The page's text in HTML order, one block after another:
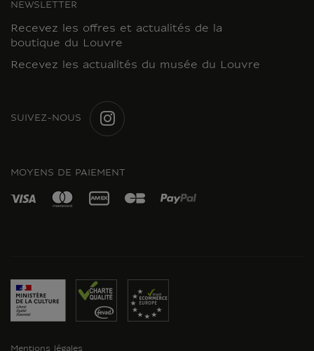
NEWSLETTER
Recevez les offres et actualités de la
boutique du Louvre
Recevez les actualités du musée du Louvre
SUIVEZ-NOUS
MOYENS DE PAIEMENT